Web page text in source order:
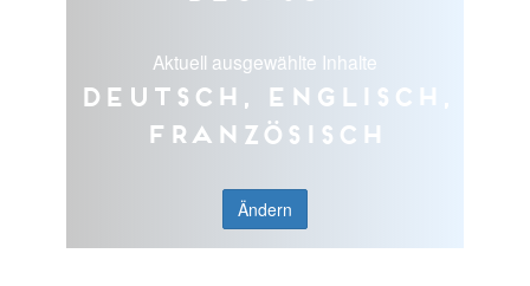
Aktuell ausgewählte Inhalte
Deutsch, Englisch,
Französisch
Ändern